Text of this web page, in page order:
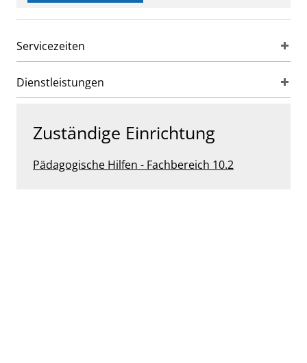
Servicezeiten
Dienstleistungen
Zuständige Einrichtung
Pädagogische Hilfen - Fachbereich 10.2